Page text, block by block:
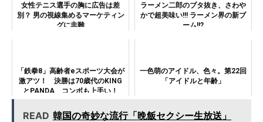
女性テニス選手の胸に広告は差
別？ 男の視線集めるマーケティン
グに非難
ラーメン二郎のブタ抜き、さわや
かで超美味い!!! ラーメン界の新ブ
ーム!!?
「鉄拳8」高齢者eスポーツ大会が
激アツ！ 決勝は70歳代のKING
とPANDA コンボも上手い！
一色萌のアイドル、色々。第22回
「アイドルと年齢」
READ 韓国の奇妙な流行「晩飯セクシー生放送」